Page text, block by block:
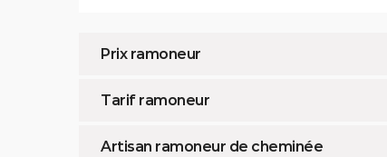
Prix ramoneur
Tarif ramoneur
Artisan ramoneur de cheminée